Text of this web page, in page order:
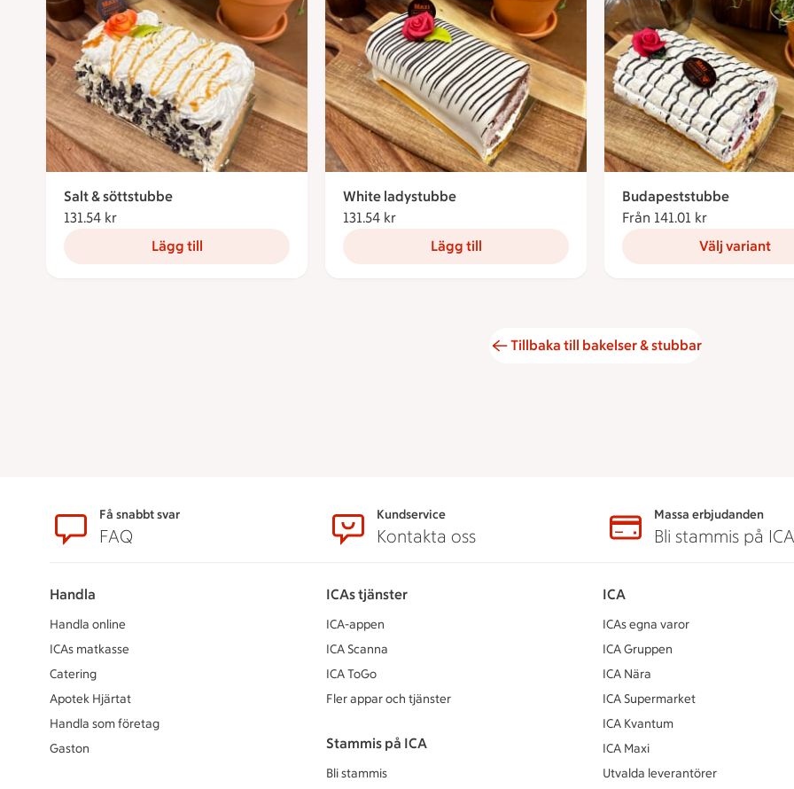
Salt & söttstubbe
131.54 kr
Lägg till
White ladystubbe
131.54 kr
Lägg till
Budapeststubbe
Från 141.01 kr
Välj variant
Tillbaka till bakelser & stubbar
SidfotFå snabbt svar
FAQ
Kundservice
Kontakta oss
Massa erbjudanden
Bli stammis på ICA
Handla
Handla online
ICAs matkasse
Catering
Apotek Hjärtat
Handla som företag
Gaston
ICAs tjänster
ICA-appen
ICA Scanna
ICA ToGo
Fler appar och tjänster
Stammis på ICA
Bli stammis
ICA
ICAs egna varor
ICA Gruppen
ICA Nära
ICA Supermarket
ICA Kvantum
ICA Maxi
Utvalda leverantörer